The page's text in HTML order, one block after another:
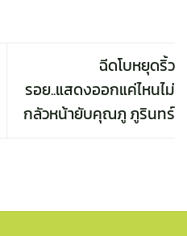
ฉีดโบหยุดริ้ว
รอย..แสดงออกแค่ไหนไม่
กลัวหน้ายับคุณภู ภูรินทร์